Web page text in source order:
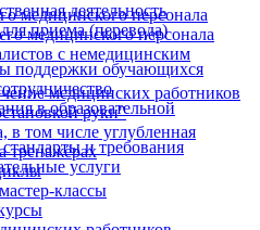
деятельность
приема (перевода)
поддержки обучающихся
в образовательной
и требования
услуги
медицинского персонала
медицинского персонала
с немедицинским
медицинских работников
руки"
в том числе углубленная
тренажёрах
классы